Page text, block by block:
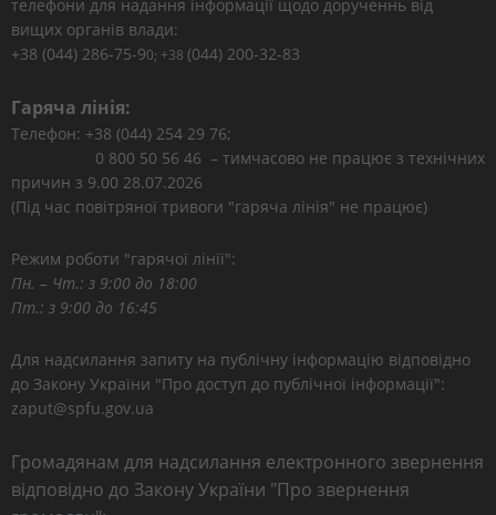
телефони для надання інформації щодо дорученнь від
вищих органів влади:
+38 (044) 286-75-90; +38 (044) 200-32-83
Гаряча лінія:
Телефон: +38 (044) 254 29 76;
0 800 50 56 46 – тимчасово не працює з технічних
причин з 9.00 28.07.2026
(Під час повітряної тривоги "гаряча лінія" не працює)
Режим роботи "гарячої лінії":
Пн. – Чт.: з 9:00 до 18:00
Пт.: з 9:00 до 16:45
Для надсилання запиту на публічну інформацію відповідно
до Закону України "Про доступ до публічної інформації":
zaput@spfu.gov.ua
Громадянам для надсилання електронного звернення
відповідно до Закону України "Про звернення